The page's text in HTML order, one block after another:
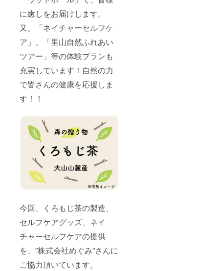
に癒しをお届けします。
又、「ネイチャーセルフケ
ア」、「里山自然ふれあい
ツアー」等の体験プランも
充実しています！自然の力
で皆さんの健康を応援しま
す！！
今回、くろもじ茶の製造、
セルフケアグッズ、ネイ
チャーセルフケアの提供
を、”株式会社めぐみ”さんに
ご協力頂いています。